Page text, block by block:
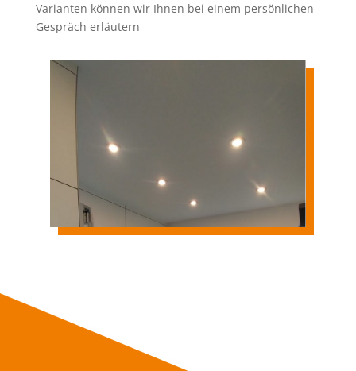
Varianten können wir Ihnen bei einem persönlichen
Gespräch erläutern